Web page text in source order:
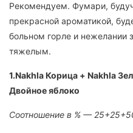
Рекомендуем. Фумари,
прекрасной ароматикой,
больном горле и нежелании
тяжелым.
1.Nakhla Корица + Nakhla
Двойное яблоко
Соотношение в % —